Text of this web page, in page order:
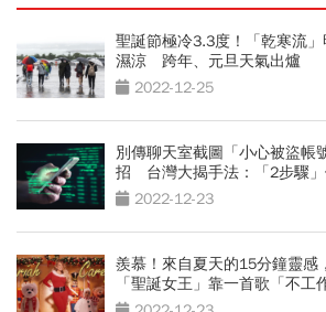
聖誕節極冷3.3度！「乾寒流
濕涼 跨年、元旦天氣出爐
2022-12-25
別傳聊天室截圖「小心被盜帳
招 台灣大揭手法：「2步驟」
2022-12-23
羨慕！來自夏天的15分鐘靈
「聖誕女王」靠一首歌「不工